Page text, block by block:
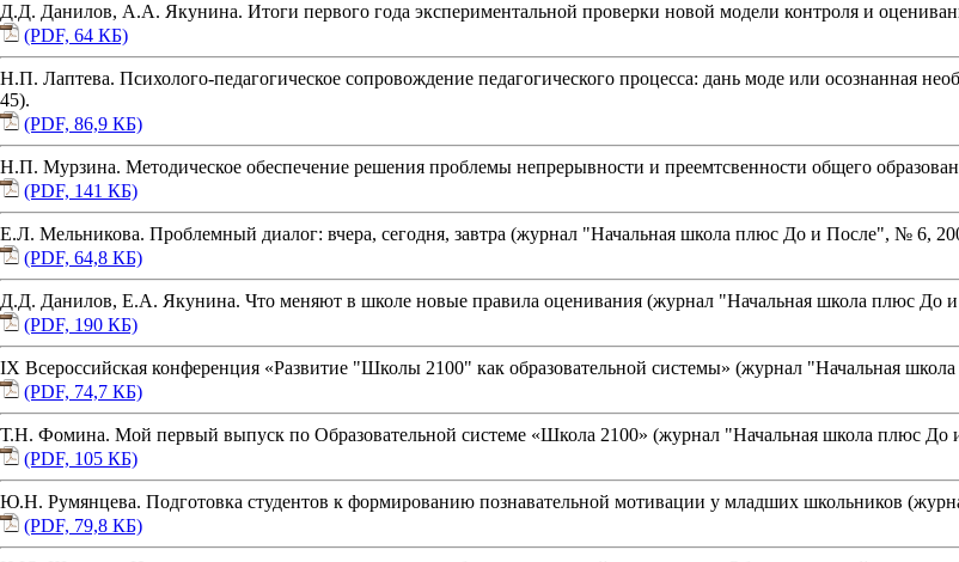
Д.Д. Данилов, А.А. Якунина. Итоги первого года экспериментальной проверки новой модели контроля и
(PDF, 64 КБ)
Н.П. Лаптева. Психолого-педагогическое сопровождение педагогического процесса: дань моде или осознанная
45).
(PDF, 86,9 КБ)
Н.П. Мурзина. Методическое обеспечение решения проблемы непрерывности и преемтсвенности общего
(PDF, 141 КБ)
Е.Л. Мельникова. Проблемный диалог: вчера, сегодня, завтра (журнал "Начальная школа плюс До и После", № 6,
(PDF, 64,8 КБ)
Д.Д. Данилов, Е.А. Якунина. Что меняют в школе новые правила оценивания (журнал "Начальная школа плюс До
(PDF, 190 КБ)
IX Всероссийская конференция «Развитие "Школы 2100" как образовательной системы» (журнал "Начальная
(PDF, 74,7 КБ)
Т.Н. Фомина. Мой первый выпуск по Образовательной системе «Школа 2100» (журнал "Начальная школа плюс До
(PDF, 105 КБ)
Ю.Н. Румянцева. Подготовка студентов к формированию познавательной мотивации у младших школьников
(PDF, 79,8 КБ)